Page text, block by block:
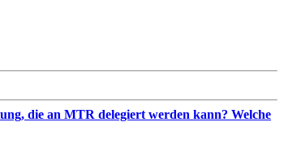
die an MTR delegiert werden kann? Welche